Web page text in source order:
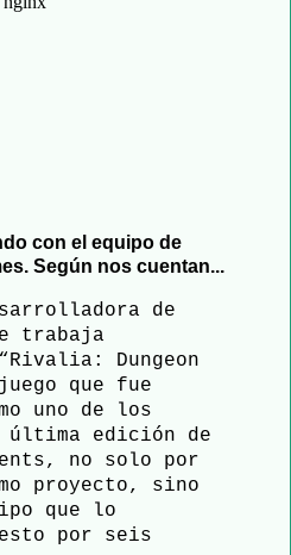
con el equipo de
Según nos cuentan...
de
trabaja
Dungeon
que fue
uno de los
última edición de
no solo por
proyecto, sino
que lo
por seis